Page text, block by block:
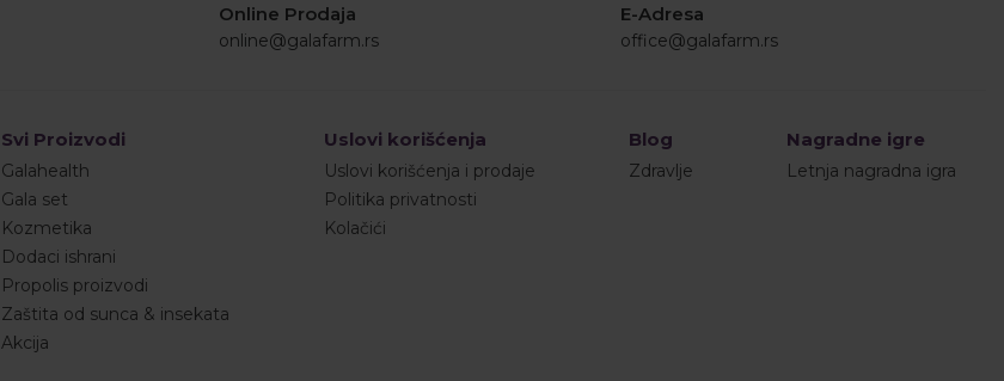
Online Prodaja
online@galafarm.rs
E-Adresa
office@galafarm.rs
Svi Proizvodi
Galahealth
Gala set
Kozmetika
Dodaci ishrani
Propolis proizvodi
Zaštita od sunca & insekata
Akcija
Uslovi korišćenja
Uslovi korišćenja i prodaje
Politika privatnosti
Kolačići
Blog
Zdravlje
Nagradne igre
Letnja nagradna igra